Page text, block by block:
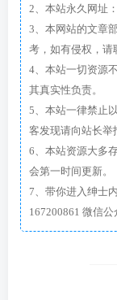
2、本站永久网址：
3、本网站的文章
考，如有侵权，请
4、本站一切资源
其真实性负责。
5、本站一律禁止
客发现请向站长举
6、本站资源大多
会第一时间更新。
7、带你进入绅士